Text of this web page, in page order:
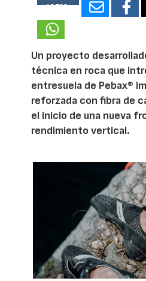
18730
Un proyecto
técnica en roca que
entresuela de Pebax®
reforzada con fibra de
el inicio de una nueva
rendimiento vertical.